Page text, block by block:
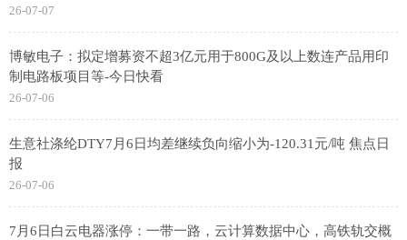
26-07-07
博敏电子：拟定增募资不超3亿元用于800G及以上数连产品用印
制电路板项目等-今日快看
26-07-06
生意社涤纶DTY7月6日均差继续负向缩小为-120.31元/吨 焦点日
报
26-07-06
7月6日白云电器涨停：一带一路，云计算数据中心，高铁轨交概